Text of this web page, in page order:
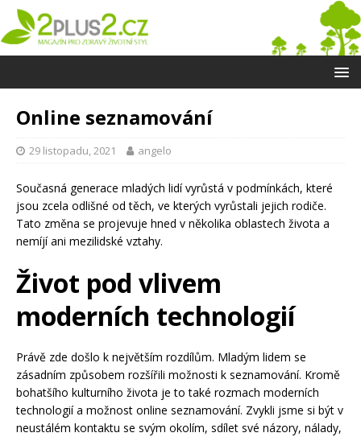
Online seznamování
29 listopadu, 2021 angelo
Současná generace mladých lidí vyrůstá v podmínkách, které
jsou zcela odlišné od těch, ve kterých vyrůstali jejich rodiče.
Tato změna se projevuje hned v několika oblastech života a
nemíjí ani mezilidské vztahy.
Život pod vlivem
moderních technologií
Právě zde došlo k největším rozdílům. Mladým lidem se
zásadním způsobem rozšířili možnosti k seznamování. Kromě
bohatšího kulturního života je to také rozmach moderních
technologií a možnost online seznamování. Zvykli jsme si být v
neustálém kontaktu se svým okolím, sdílet své názory, nálady,